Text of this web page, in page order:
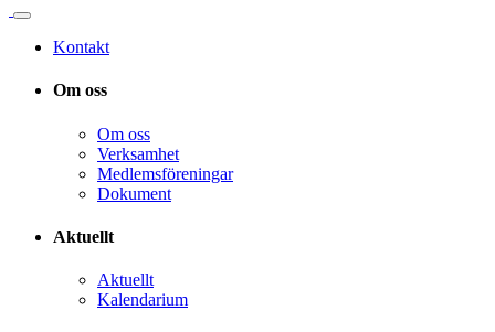
Kontakt
Om oss
Om oss
Verksamhet
Medlemsföreningar
Dokument
Aktuellt
Aktuellt
Kalendarium